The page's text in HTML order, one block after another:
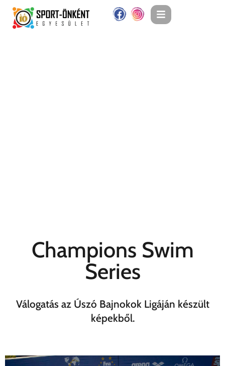
Champions Swim
Series
Válogatás az Úszó Bajnokok Ligáján készült
képekből.